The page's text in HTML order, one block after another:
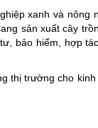
xanh và nông
sản xuất cây
bảo hiểm, hợp
thị trường cho kinh